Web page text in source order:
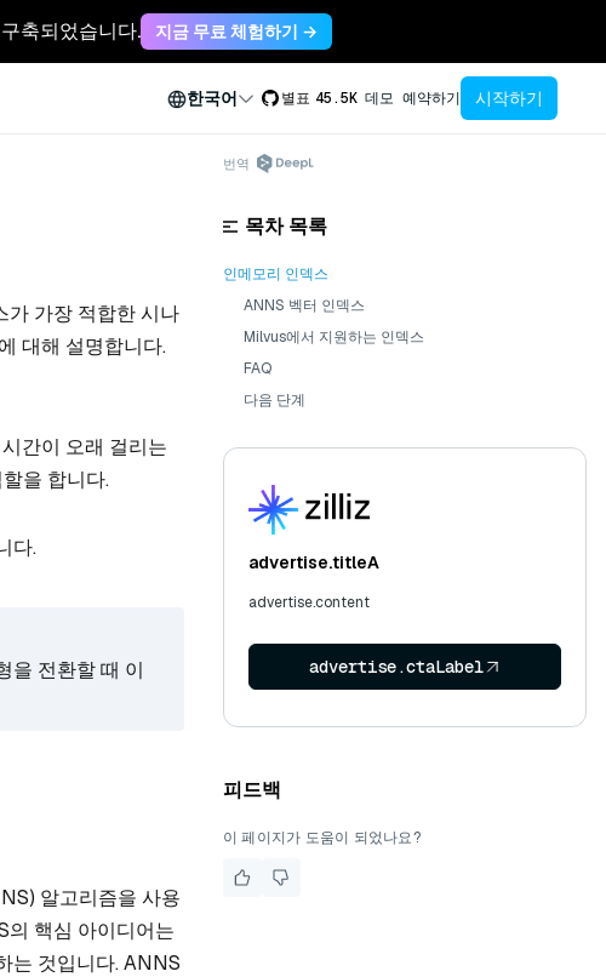
축되었습니다. 지금 무료 체험하기 →
한국어 별표 45.5K 데모 예약하기 시작하기
가 가장 적합한 시나
대해 설명합니다.
간이 오래 걸리는
을 합니다.
다.
을 전환할 때 이
알고리즘을 사용
의 핵심 아이디어는
는 것입니다. ANNS
번역
목차 목록
인메모리 인덱스
ANNS 벡터 인덱스
Milvus에서 지원하는 인덱스
FAQ
다음 단계
advertise.titleA
advertise.content
advertise.ctaLabel
피드백
이 페이지가 도움이 되었나요?